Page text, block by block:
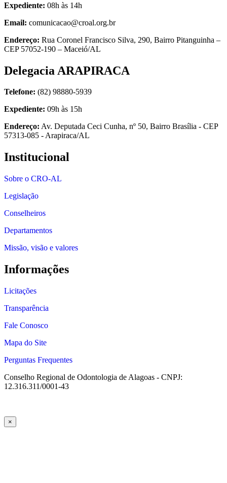
Expediente: 08h às 14h
Email: comunicacao@croal.org.br
Endereço: Rua Coronel Francisco Silva, 290, Bairro Pitanguinha –
CEP 57052-190 – Maceió/AL
Delegacia ARAPIRACA
Telefone: (82) 98880-5939
Expediente: 09h às 15h
Endereço: Av. Deputada Ceci Cunha, nº 50, Bairro Brasília - CEP
57313-085 - Arapiraca/AL
Institucional
Sobre o CRO-AL
Legislação
Conselheiros
Departamentos
Missão, visão e valores
Informações
Licitações
Transparência
Fale Conosco
Mapa do Site
Perguntas Frequentes
Conselho Regional de Odontologia de Alagoas - CNPJ:
12.316.311/0001-43
×